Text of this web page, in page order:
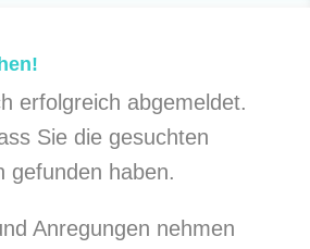
erfolgreich abgemeldet.
Sie die gesuchten
gefunden haben.
Anregungen nehmen